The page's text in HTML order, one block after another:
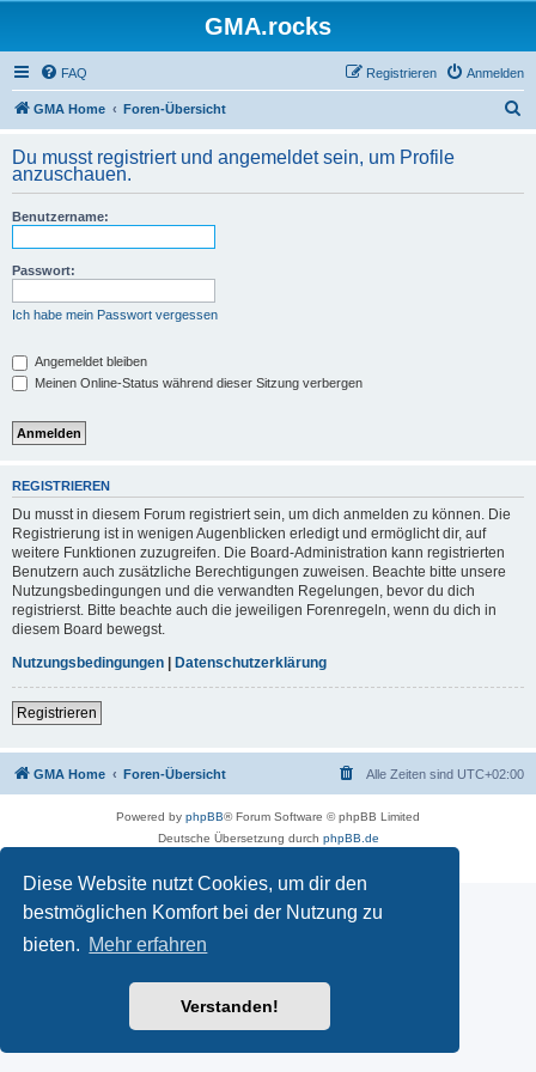
Diese Website nutzt Cookies, um dir den
bestmöglichen Komfort bei der Nutzung zu
bieten. Mehr erfahren
Verstanden!
GMA.rocks
FAQ Anmelden
Registrieren
GMA Home Foren-Übersicht
h
Du musst registriert und angemeldet sein, um Profile
anzuschauen.
Benutzername:
Passwort:
Ich habe mein Passwort vergessen
Angemeldet bleiben
Meinen Online-Status während dieser Sitzung verbergen
REGISTRIEREN
Du musst in diesem Forum registriert sein, um dich anmelden zu können. Die
Registrierung ist in wenigen Augenblicken erledigt und ermöglicht dir, auf
weitere Funktionen zuzugreifen. Die Board-Administration kann registrierten
Benutzern auch zusätzliche Berechtigungen zuweisen. Beachte bitte unsere
Nutzungsbedingungen und die verwandten Regelungen, bevor du dich
registrierst. Bitte beachte auch die jeweiligen Forenregeln, wenn du dich in
diesem Board bewegst.
Nutzungsbedingungen | Datenschutzerklärung
Registrieren
GMA Home Foren-Übersicht Alle Zeiten sind UTC+02:00
Powered by phpBB® Forum Software © phpBB Limited
Deutsche Übersetzung durch phpBB.de